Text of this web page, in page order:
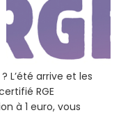
L’été arrive et les
RGE
à 1 euro, vous